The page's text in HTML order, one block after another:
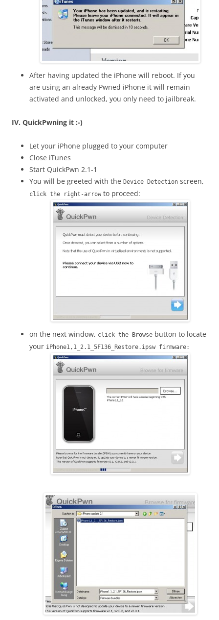
After having updated the iPhone will reboot. If you
are using an already Pwned iPhone it will remain
activated and unlocked, you only need to jailbreak.
IV. QuickPwning it :-)
Let your iPhone plugged to your computer
Close iTunes
Start QuickPwn 2.1-1
You will be greeted with the Device Detection screen,
click the right-arrow to proceed:
on the next window, click the Browse button to locate
your iPhone1,1_2.1_5F136_Restore.ipsw firmware: